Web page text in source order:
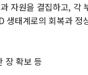
자원을 결집하고, 각
태계로의 회복과 정
장 확보 등